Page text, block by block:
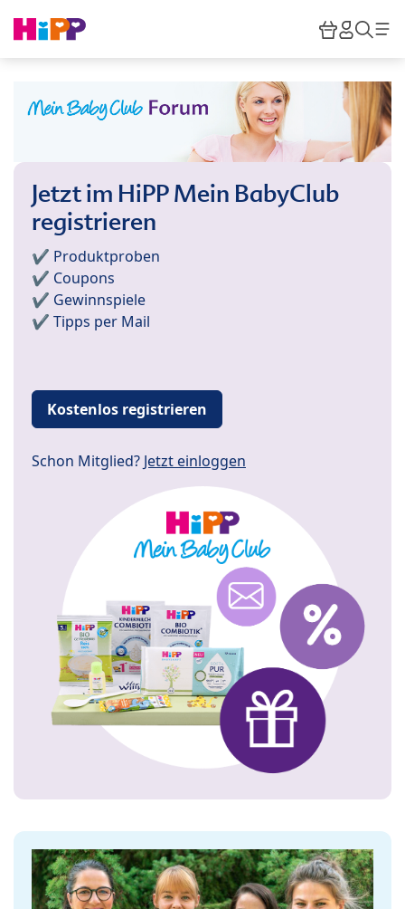
HiPP
Jetzt im HiPP Mein BabyClub
registrieren
✔️ Produktproben
✔️ Coupons
✔️ Gewinnspiele
✔️ Tipps per Mail
Kostenlos registrieren
Schon Mitglied? Jetzt einloggen